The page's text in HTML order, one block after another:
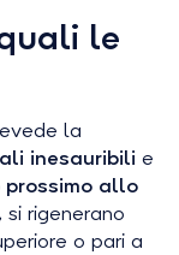
le
la
inesauribili e
allo
rigenerano
o pari a